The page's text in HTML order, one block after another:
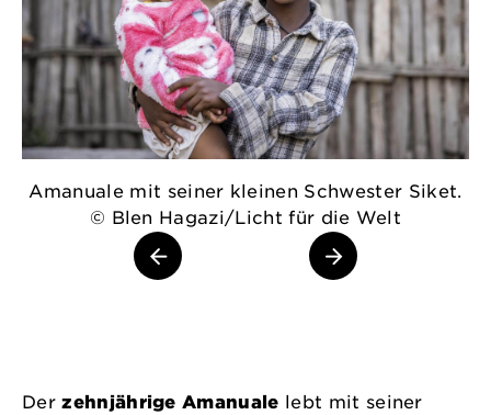
Amanuale mit seiner kleinen Schwester Siket.
© Blen Hagazi/Licht für die Welt
Derzehnjährige Amanuale lebt mit seiner